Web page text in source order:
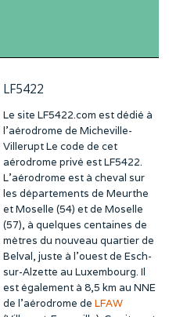
LF5422
Le site LF5422.com est dédié à
l’aérodrome de Micheville-
Villerupt Le code de cet
aérodrome privé est LF5422.
L’aérodrome est à cheval sur
les départements de Meurthe
et Moselle (54) et de Moselle
(57), à quelques centaines de
mètres du nouveau quartier de
Belval, juste à l’ouest de Esch-
sur-Alzette au Luxembourg. Il
est également à 8,5 km au NNE
de l’aérodrome de LFAW